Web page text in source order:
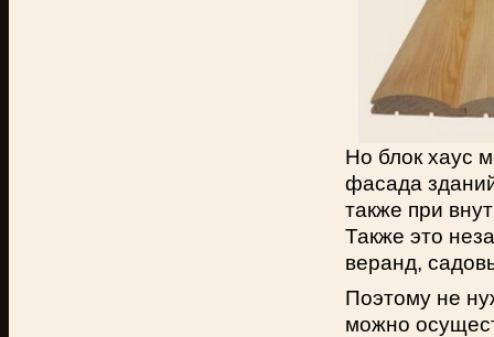
Но блок хаус
фасада
также при
Также это
веранд,
Поэтому не
можно